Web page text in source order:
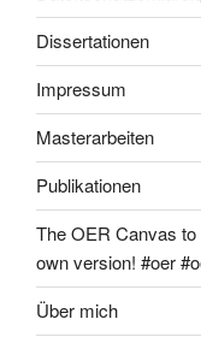
Dissertationen
Impressum
Masterarbeiten
Publikationen
The OER Canvas
own version! #oer
Über mich